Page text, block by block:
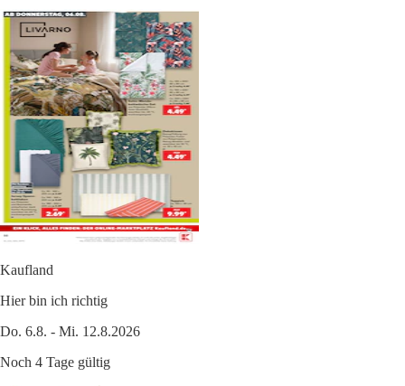
Kaufland
Hier bin ich richtig
Do. 6.8. - Mi. 12.8.2026
Noch 4 Tage gültig